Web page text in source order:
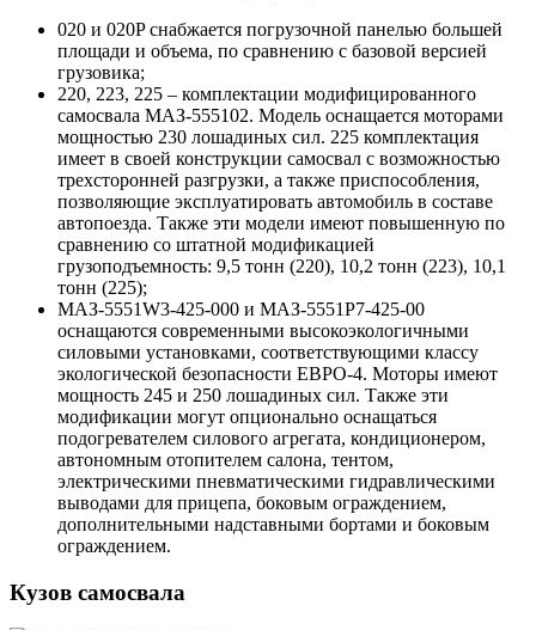
020 и 020P снабжается погрузочной панелью большей
площади и объема, по сравнению с базовой версией
грузовика;
220, 223, 225 – комплектации модифицированного
самосвала МАЗ-555102. Модель оснащается моторами
мощностью 230 лошадиных сил. 225 комплектация
имеет в своей конструкции самосвал с возможностью
трехсторонней разгрузки, а также приспособления,
позволяющие эксплуатировать автомобиль в составе
автопоезда. Также эти модели имеют повышенную по
сравнению со штатной модификацией
грузоподъемность: 9,5 тонн (220), 10,2 тонн (223), 10,1
тонн (225);
МАЗ-5551W3-425-000 и МАЗ-5551Р7-425-00
оснащаются современными высокоэкологичными
силовыми установками, соответствующими классу
экологической безопасности ЕВРО-4. Моторы имеют
мощность 245 и 250 лошадиных сил. Также эти
модификации могут опционально оснащаться
подогревателем силового агрегата, кондиционером,
автономным отопителем салона, тентом,
электрическими пневматическими гидравлическими
выводами для прицепа, боковым ограждением,
дополнительными надставными бортами и боковым
ограждением.
Кузов самосвала